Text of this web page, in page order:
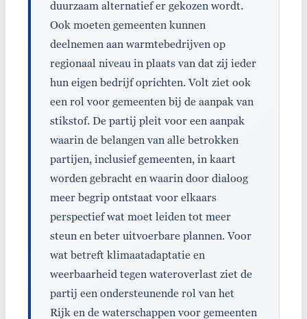
duurzaam alternatief er gekozen wordt.
Ook moeten gemeenten kunnen
deelnemen aan warmtebedrijven op
regionaal niveau in plaats van dat zij ieder
hun eigen bedrijf oprichten. Volt ziet ook
een rol voor gemeenten bij de aanpak van
stikstof. De partij pleit voor een aanpak
waarin de belangen van alle betrokken
partijen, inclusief gemeenten, in kaart
worden gebracht en waarin door dialoog
meer begrip ontstaat voor elkaars
perspectief wat moet leiden tot meer
steun en beter uitvoerbare plannen. Voor
wat betreft klimaatadaptatie en
weerbaarheid tegen wateroverlast ziet de
partij een ondersteunende rol van het
Rijk en de waterschappen voor gemeenten